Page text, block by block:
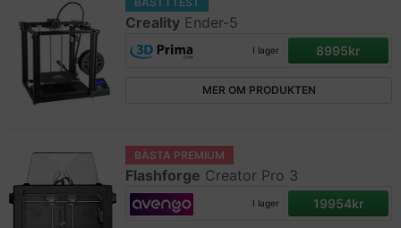
Creality Ender-5
I lager 8995kr
MER OM PRODUKTEN
BÄSTA PREMIUM
Flashforge Creator Pro 3
I lager 19954kr